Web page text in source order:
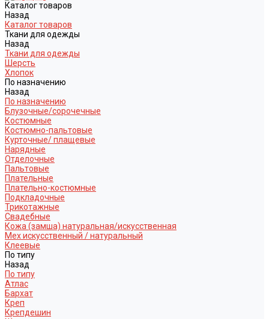
Каталог товаров
Назад
Каталог товаров
Ткани для одежды
Назад
Ткани для одежды
Шерсть
Хлопок
По назначению
Назад
По назначению
Блузочные/сорочечные
Костюмные
Костюмно-пальтовые
Курточные/ плащевые
Нарядные
Отделочные
Пальтовые
Плательные
Плательно-костюмные
Подкладочные
Трикотажные
Свадебные
Кожа (замша) натуральная/искусственная
Мех искусственный / натуральный
Клеевые
По типу
Назад
По типу
Атлас
Бархат
Креп
Крепдешин